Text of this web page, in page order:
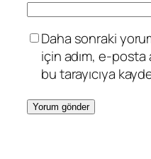
Daha sonraki
için adım, e-
bu tarayıcıya